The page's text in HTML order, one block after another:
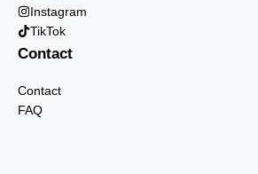
Instagram
TikTok
Contact
Contact
FAQ